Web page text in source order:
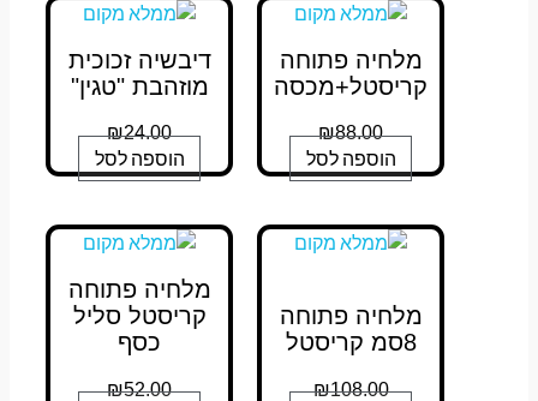
מלחיה פתוחה
קריסטל+מכסה
₪88.00
הוספה לסל
דיבשיה זכוכית
מוזהבת "טגין"
₪24.00
הוספה לסל
מלחיה פתוחה
₪108.00
מלחיה פתוחה
קריסטל סליל
כסף
₪52.00